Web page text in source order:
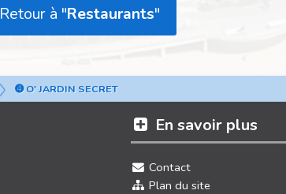
Retour à "Restaurants"
➍ O' JARDIN SECRET
En savoir plus
Contact
Plan du site